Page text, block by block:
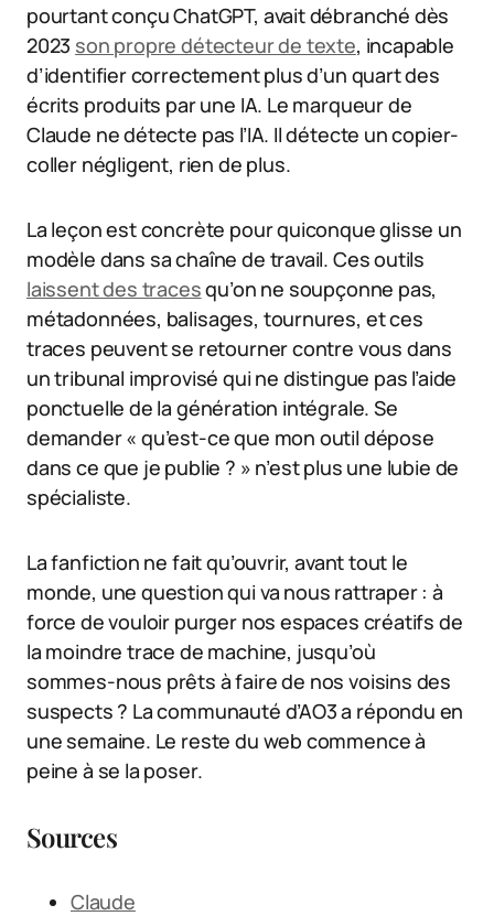
pourtant conçu ChatGPT, avait débranché dès
2023 son propre détecteur de texte, incapable
d’identifier correctement plus d’un quart des
écrits produits par une IA. Le marqueur de
Claude ne détecte pas l’IA. Il détecte un copier-
coller négligent, rien de plus.
La leçon est concrète pour quiconque glisse un
modèle dans sa chaîne de travail. Ces outils
laissent des tracesqu’on ne soupçonne pas,
métadonnées, balisages, tournures, et ces
traces peuvent se retourner contre vous dans
un tribunal improvisé qui ne distingue pas l’aide
ponctuelle de la génération intégrale. Se
demander « qu’est-ce que mon outil dépose
dans ce que je publie ? » n’est plus une lubie de
spécialiste.
La fanfiction ne fait qu’ouvrir, avant tout le
monde, une question qui va nous rattraper : à
force de vouloir purger nos espaces créatifs de
la moindre trace de machine, jusqu’où
sommes-nous prêts à faire de nos voisins des
suspects ? La communauté d’AO3 a répondu en
une semaine. Le reste du web commence à
peine à se la poser.
Sources
Claude